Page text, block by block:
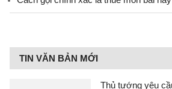
TIN VĂN BẢN MỚI
Thủ tướng yêu